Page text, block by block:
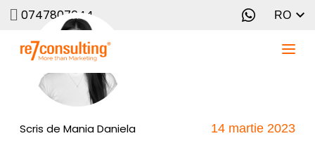
0747807644 RO
Scris deMania Daniela 14 martie 2023